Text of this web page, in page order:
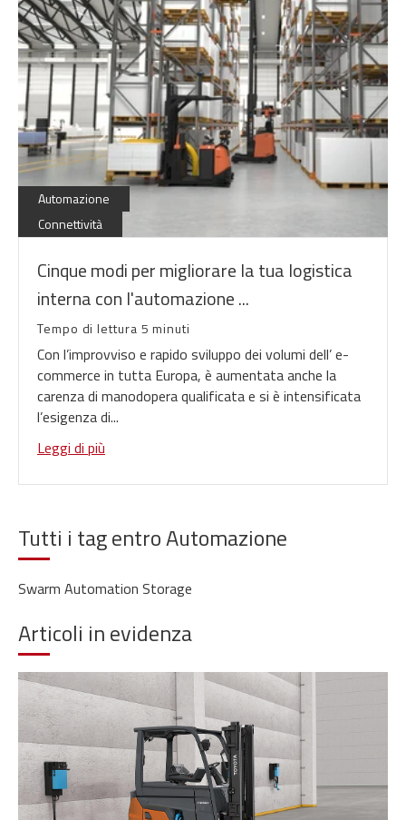
Energia
Automazione
Connettività
Cinque modi per migliorare la tua logistica
interna con l'automazione ...
Tempo di lettura 5 minuti
Con l’improvviso e rapido sviluppo dei volumi dell’ e-
commerce in tutta Europa, è aumentata anche la
carenza di manodopera qualificata e si è intensificata
l’esigenza di...
Leggi di più
Tutti i tag entro Automazione
Swarm Automation Storage
Articoli in evidenza